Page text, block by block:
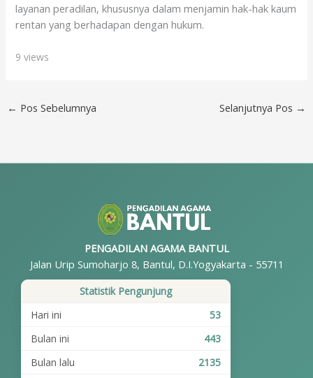
layanan peradilan, khususnya dalam menjamin hak-hak kaum
rentan yang berhadapan dengan hukum.
9 views
← Pos Sebelumnya Selanjutnya Pos →
PENGADILAN AGAMA BANTUL
Jalan Urip Sumoharjo 8, Bantul, D.I.Yogyakarta - 55711
Statistik Pengunjung
Hari ini
53
Bulan ini
443
Bulan lalu
2135